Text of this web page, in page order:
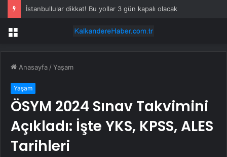
İstanbullular dikkat! Bu yollar 3 gün kapalı olacak
Menü
Anasayfa /Yaşam
Yaşam
ÖSYM 2024 Sınav Takvimini
Açıkladı: İşte YKS, KPSS, ALES
Tarihleri